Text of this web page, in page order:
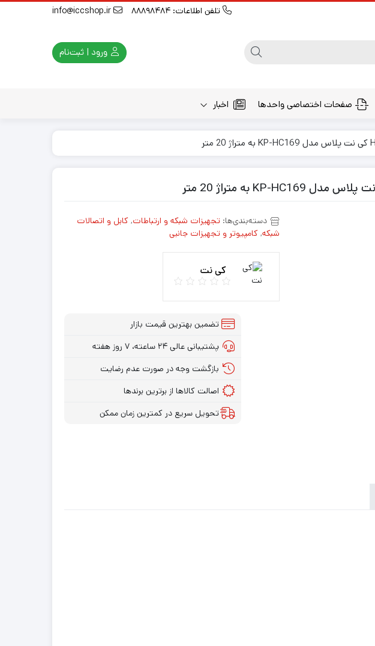
تلفن اطلاعات: 88898484
ورود | ثبت‌نام
صفحات اختصاصی واحدها اخبار
دسته‌بندی‌ها: تجهیزات شبکه و ارتباطات, کابل و اتصالات
شبکه, کامپیوتر و تجهیزات جانبی
کی نت
تضمین بهترین قیمت بازار
پشتیبانی عالی ۲۴ ساعته، ۷ روز هفته
بازگشت وجه در صورت عدم رضایت
اصالت کالاها از برترین برندها
تحویل سریع در کمترین زمان ممکن